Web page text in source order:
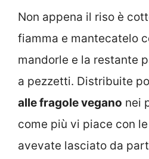
Non appena il riso è
fiamma e mantecatelo
mandorle e la restante
a pezzetti. Distribuite
alle fragole vegano nei
come più vi piace con
avevate lasciato da